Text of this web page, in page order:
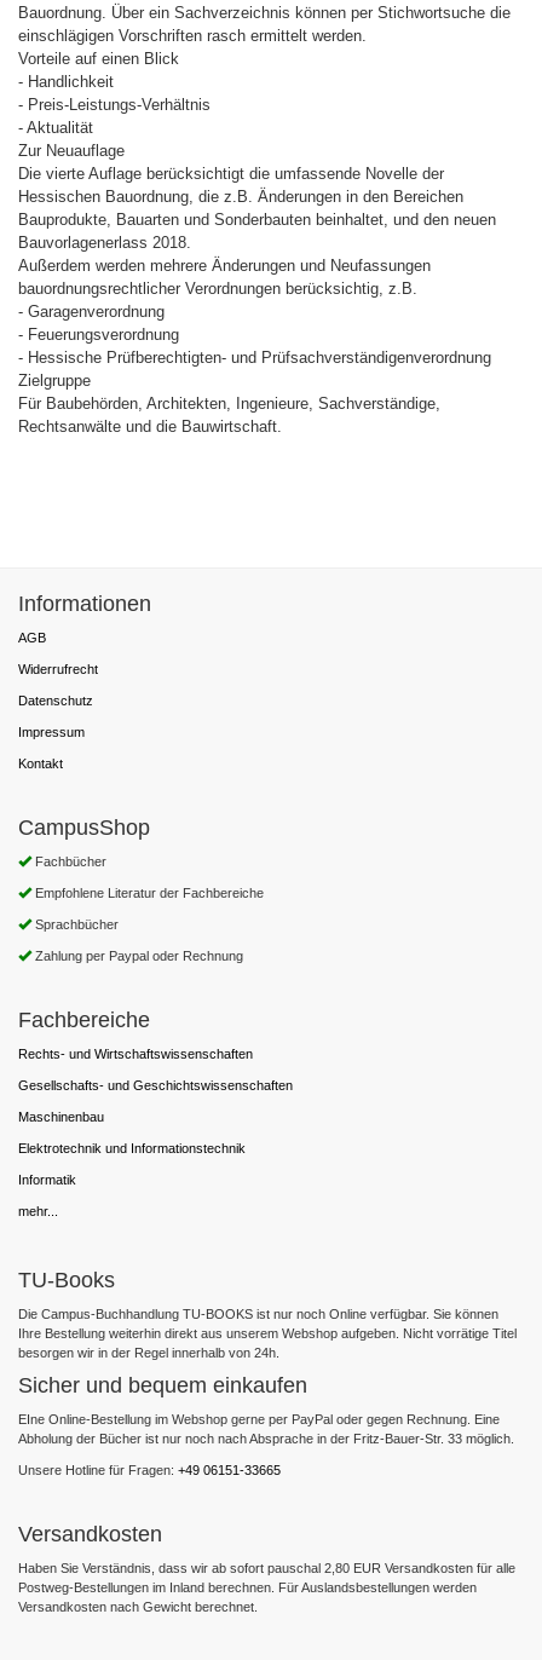
Bauordnung. Über ein Sachverzeichnis können per Stichwortsuche die
einschlägigen Vorschriften rasch ermittelt werden.
Vorteile auf einen Blick
- Handlichkeit
- Preis-Leistungs-Verhältnis
- Aktualität
Zur Neuauflage
Die vierte Auflage berücksichtigt die umfassende Novelle der
Hessischen Bauordnung, die z.B. Änderungen in den Bereichen
Bauprodukte, Bauarten und Sonderbauten beinhaltet, und den neuen
Bauvorlagenerlass 2018.
Außerdem werden mehrere Änderungen und Neufassungen
bauordnungsrechtlicher Verordnungen berücksichtig, z.B.
- Garagenverordnung
- Feuerungsverordnung
- Hessische Prüfberechtigten- und Prüfsachverständigenverordnung
Zielgruppe
Für Baubehörden, Architekten, Ingenieure, Sachverständige,
Rechtsanwälte und die Bauwirtschaft.
Informationen
AGB
Widerrufrecht
Datenschutz
Impressum
Kontakt
CampusShop
Fachbücher
Empfohlene Literatur der Fachbereiche
Sprachbücher
Zahlung per Paypal oder Rechnung
Fachbereiche
Rechts- und Wirtschaftswissenschaften
Gesellschafts- und Geschichtswissenschaften
Maschinenbau
Elektrotechnik und Informationstechnik
Informatik
mehr...
TU-Books
Die Campus-Buchhandlung TU-BOOKS ist nur noch Online verfügbar. Sie können
Ihre Bestellung weiterhin direkt aus unserem Webshop aufgeben. Nicht vorrätige Titel
besorgen wir in der Regel innerhalb von 24h.
Sicher und bequem einkaufen
EIne Online-Bestellung im Webshop gerne per PayPal oder gegen Rechnung. Eine
Abholung der Bücher ist nur noch nach Absprache in der Fritz-Bauer-Str. 33 möglich.
Unsere Hotline für Fragen: +49 06151-33665
Versandkosten
Haben Sie Verständnis, dass wir ab sofort pauschal 2,80 EUR Versandkosten für alle
Postweg-Bestellungen im Inland berechnen. Für Auslandsbestellungen werden
Versandkosten nach Gewicht berechnet.